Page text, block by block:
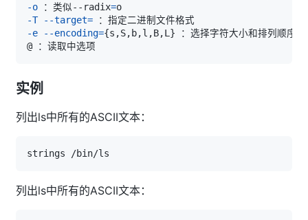
-o ：类似--radix=
-T
--target=
-e
--encoding={s,S,b,l,B,L } ：选择字符大小和排列顺序
实例
列出ls中所有的ASCII文本：
列出ls中所有的ASCII文本：